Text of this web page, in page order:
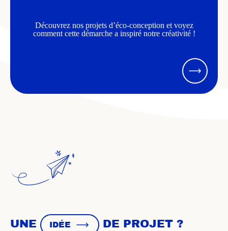
Découvrez nos projets d’éco-conception et voyez
comment cette démarche a inspiré notre créativité !
UNE IDÉE
DE PROJET ?